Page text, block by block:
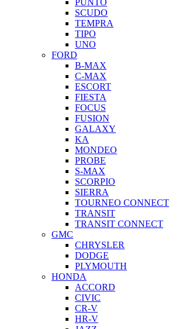
PUNTO
SCUDO
TEMPRA
TIPO
UNO
FORD
B-MAX
C-MAX
ESCORT
FIESTA
FOCUS
FUSION
GALAXY
KA
MONDEO
PROBE
S-MAX
SCORPIO
SIERRA
TOURNEO CONNECT
TRANSIT
TRANSIT CONNECT
GMC
CHRYSLER
DODGE
PLYMOUTH
HONDA
ACCORD
CIVIC
CR-V
HR-V